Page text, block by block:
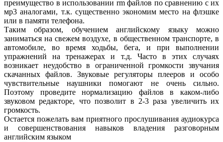
преимущество в использовании rm файлов по сравнению с их
мр3 аналогами, т.к. существенно экономим место на флэшке
или в памяти телефона.
Таким образом, обучением английскому языку можно
заниматься на свежем воздухе, в общественном транспорте, в
автомобиле, во время ходьбы, бега, и при выполнении
упражнений на тренажерах и т.д. Часто в этих случаях
возникает неудобство в ограниченной громкости звучания
скачанных файлов. Звуковые регуляторы плееров и особо
чувствительные наушники помогают не очень сильно.
Поэтому проведите нормализацию файлов в каком-либо
звуковом редакторе, что позволит в 2-3 раза увеличить их
громкость.
Остается пожелать вам приятного прослушивания аудиокурса
и совершенствования навыков владения разговорным
английским языком